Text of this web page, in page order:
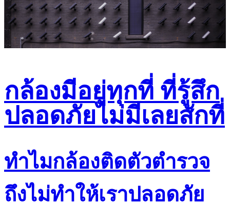
กล้องมีอยู่ทุกที่ ที่รู้สึก
ปลอดภัยไม่มีเลยสักที่
ทำไมกล้องติดตัวตำรวจ
ถึงไม่ทำให้เราปลอดภัย